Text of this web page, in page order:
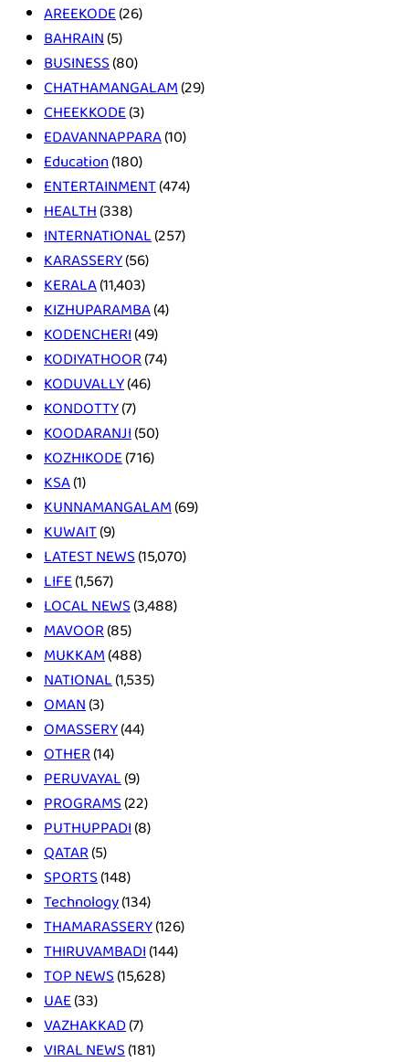
AREEKODE (26)
BAHRAIN (5)
BUSINESS (80)
CHATHAMANGALAM (29)
CHEEKKODE (3)
EDAVANNAPPARA(10)
Education(180)
ENTERTAINMENT(474)
HEALTH (338)
INTERNATIONAL (257)
KARASSERY(56)
KERALA(11,403)
KIZHUPARAMBA(4)
KODENCHERI (49)
KODIYATHOOR(74)
KODUVALLY(46)
KONDOTTY(7)
KOODARANJI (50)
KOZHIKODE (716)
KSA(1)
KUNNAMANGALAM (69)
KUWAIT(9)
LATEST NEWS (15,070)
LIFE (1,567)
LOCAL NEWS (3,488)
MAVOOR(85)
MUKKAM (488)
NATIONAL (1,535)
OMAN (3)
OMASSERY(44)
OTHER(14)
PERUVAYAL (9)
PROGRAMS (22)
PUTHUPPADI (8)
QATAR(5)
SPORTS (148)
Technology(134)
THAMARASSERY(126)
THIRUVAMBADI (144)
TOP NEWS (15,628)
UAE (33)
VAZHAKKAD(7)
VIRAL NEWS (181)